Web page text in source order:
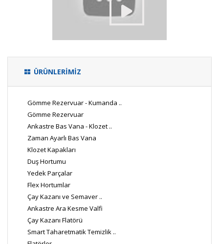
ÜRÜNLERİMİZ
Gömme Rezervuar - Kumanda ..
Gömme Rezervuar
Ankastre Bas Vana - Klozet ..
Zaman Ayarlı Bas Vana
Klozet Kapakları
Duş Hortumu
Yedek Parçalar
Flex Hortumlar
Çay Kazanı ve Semaver ..
Ankastre Ara Kesme Valfi
Çay Kazanı Flatörü
Smart Taharetmatik Temizlik ..